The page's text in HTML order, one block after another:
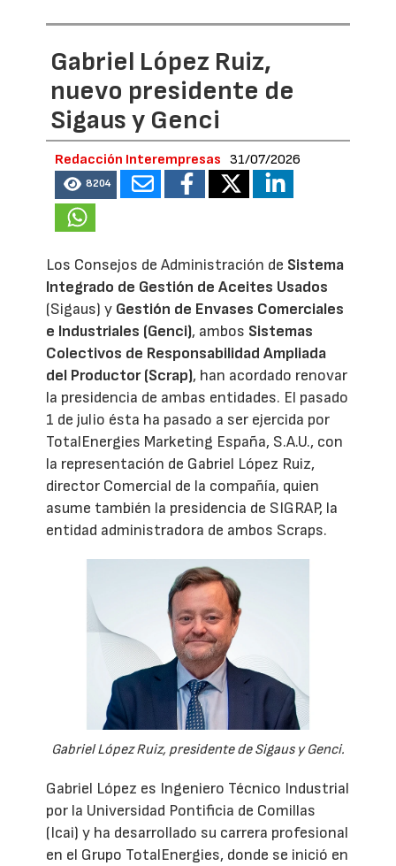
Gabriel López Ruiz,
nuevo presidente de
Sigaus y Genci
Redacción Interempresas 31/07/2026
8204
Los Consejos de Administración de Sistema
Integrado de Gestión de Aceites Usados
(Sigaus) y Gestión de Envases Comerciales
e Industriales (Genci), ambos Sistemas
Colectivos de Responsabilidad Ampliada
del Productor (Scrap), han acordado renovar
la presidencia de ambas entidades. El pasado
1 de julio ésta ha pasado a ser ejercida por
TotalEnergies Marketing España, S.A.U., con
la representación de Gabriel López Ruiz,
director Comercial de la compañía, quien
asume también la presidencia de SIGRAP, la
entidad administradora de ambos Scraps.
Gabriel López Ruiz, presidente de Sigaus y Genci.
Gabriel López es Ingeniero Técnico Industrial
por la Universidad Pontificia de Comillas
(Icai) y ha desarrollado su carrera profesional
en el Grupo TotalEnergies, donde se inició en